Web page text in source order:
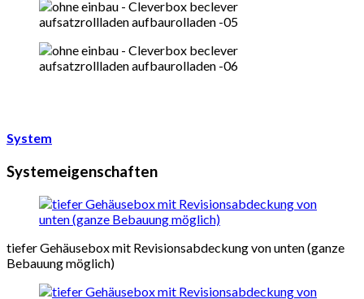
System
Systemeigenschaften
tiefer Gehäusebox mit Revisionsabdeckung von unten (ganze
Bebauung möglich)